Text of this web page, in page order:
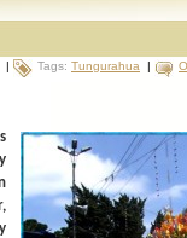
| Tags: Tungurahua |